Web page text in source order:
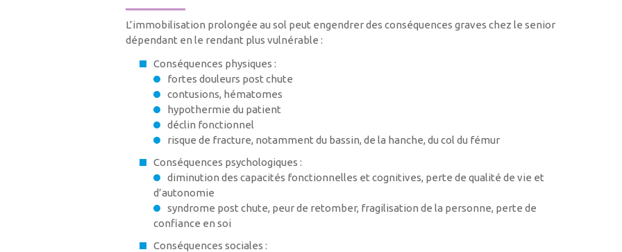
L’immobilisation prolongée au sol peut engendrer des conséquences graves chez le senior
dépendant en le rendant plus vulnérable :
Conséquences physiques :
fortes douleurs post chute
contusions, hématomes
hypothermie du patient
déclin fonctionnel
risque de fracture, notamment du bassin, de la hanche, du col du fémur
Conséquences psychologiques :
diminution des capacités fonctionnelles et cognitives, perte de qualité de vie et
d’autonomie
syndrome post chute, peur de retomber, fragilisation de la personne, perte de
confiance en soi
Conséquences sociales :